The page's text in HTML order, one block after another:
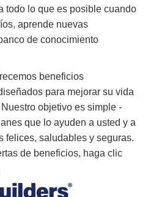
todo lo que es posible cuando
aprende nuevas
de conocimiento
beneficios
para mejorar su vida
objetivo es simple -
que lo ayuden a usted y a
felices, saludables y seguras.
de beneficios, haga clic